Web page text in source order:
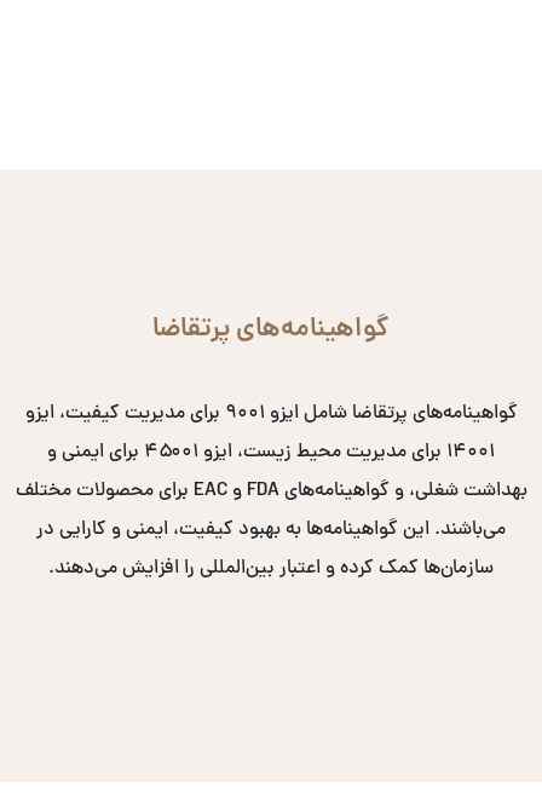
گواهینامه‌های پرتقاضا
گواهینامه‌های پرتقاضا شامل ایزو ۹۰۰۱ برای مدیریت کیفیت، ایزو
۱۴۰۰۱ برای مدیریت محیط زیست، ایزو ۴۵۰۰۱ برای ایمنی و
بهداشت شغلی، و گواهینامه‌های FDA و EAC برای محصولات مختلف
می‌باشند. این گواهینامه‌ها به بهبود کیفیت، ایمنی و کارایی در
سازمان‌ها کمک کرده و اعتبار بین‌المللی را افزایش می‌دهند.